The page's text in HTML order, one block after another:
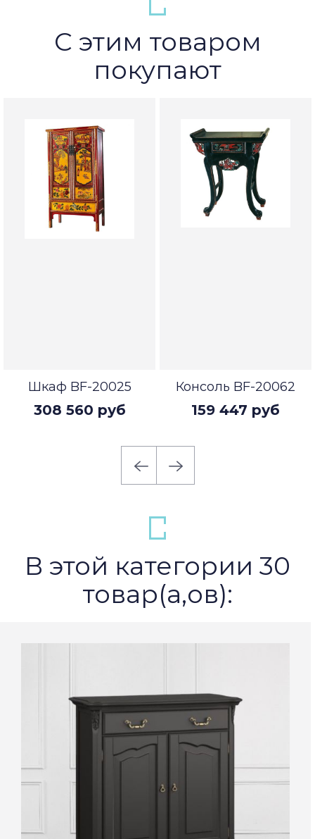
С этим товаром
покупают
Шкаф BF-20025
308 560 руб
Консоль BF-20062
159 447 руб
В этой категории 30
товар(а,ов):